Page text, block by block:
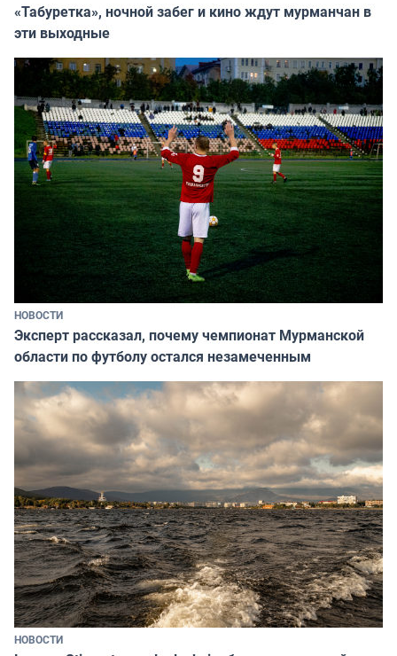
«Табуретка», ночной забег и кино ждут мурманчан в
эти выходные
НОВОСТИ
Эксперт рассказал, почему чемпионат Мурманской
области по футболу остался незамеченным
НОВОСТИ